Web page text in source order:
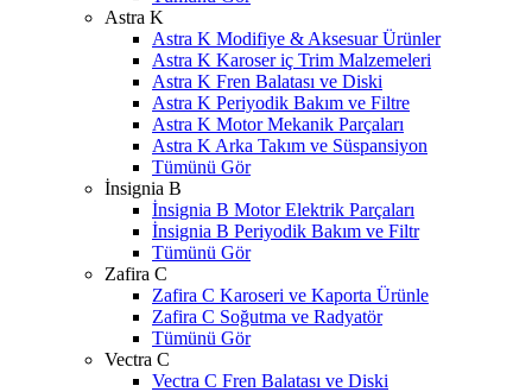
Astra K
Astra K Modifiye & Aksesuar Ürünler
Astra K Karoser iç Trim Malzemeleri
Astra K Fren Balatası ve Diski
Astra K Periyodik Bakım ve Filtre
Astra K Motor Mekanik Parçaları
Astra K Arka Takım ve Süspansiyon
Tümünü Gör
İnsignia B
İnsignia B Motor Elektrik Parçaları
İnsignia B Periyodik Bakım ve Filtr
Tümünü Gör
Zafira C
Zafira C Karoseri ve Kaporta Ürünle
Zafira C Soğutma ve Radyatör
Tümünü Gör
Vectra C
Vectra C Fren Balatası ve Diski